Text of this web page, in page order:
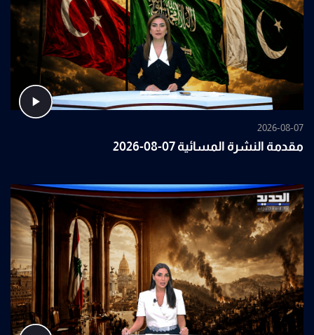
2026-08-07
مقدمة النشرة المسائية 07-08-2026